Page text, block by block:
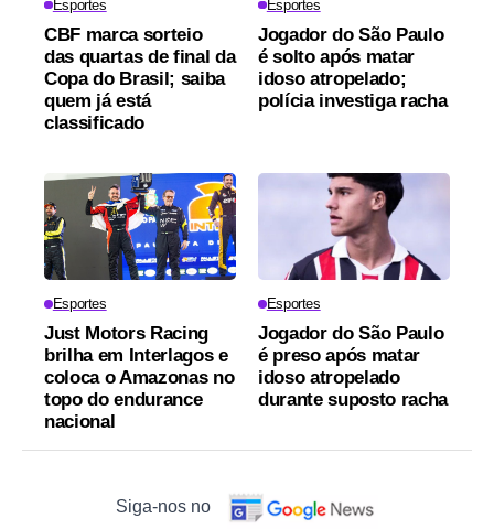
Esportes
CBF marca sorteio
das quartas de final da
Copa do Brasil; saiba
quem já está
classificado
Esportes
Jogador do São Paulo
é solto após matar
idoso atropelado;
polícia investiga racha
Esportes
Just Motors Racing
brilha em Interlagos e
coloca o Amazonas no
topo do endurance
nacional
Esportes
Jogador do São Paulo
é preso após matar
idoso atropelado
durante suposto racha
Siga-nos no